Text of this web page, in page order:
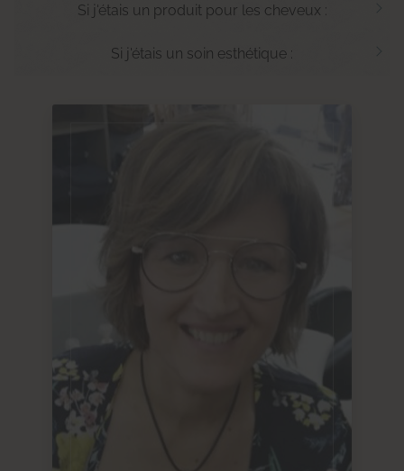
Si j'étais un produit pour les cheveux :
Si j'étais un soin esthétique :